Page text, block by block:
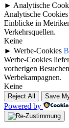
► Analytische
Analytische
Einblicke in
Verkehrsquellen.
Keine
► Werbe-Cookies
Werbe-Cookies
vorherigen
Werbekampagnen.
Keine
Reject All Save
Powered by